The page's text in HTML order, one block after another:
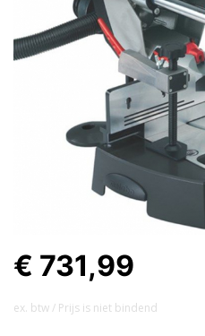
€ 731,99
ex. btw / Prijs is niet bindend